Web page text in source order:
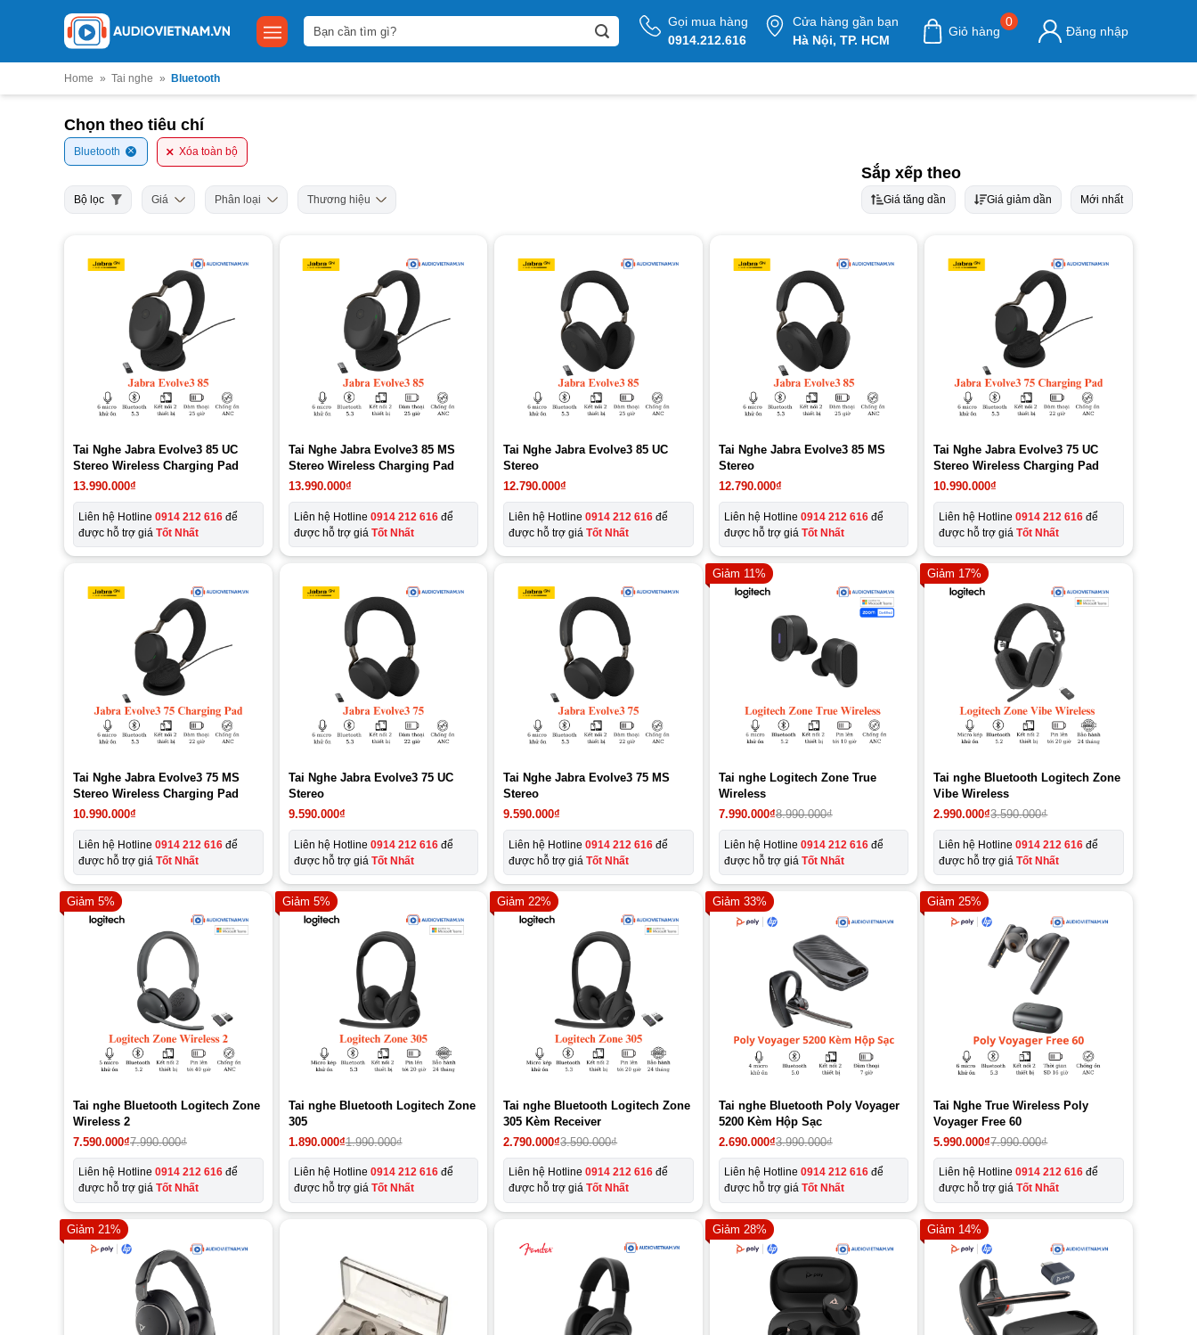
Tìm
kiếm:
Gọi mua hàng
0914.212.616
Cửa hàng gần bạn
Hà Nội, TP. HCM
Giỏ hàng
0
Đăng nhập
Home » Tai nghe » Bluetooth
Chọn theo tiêu chí
Bluetooth Xóa toàn bộ
Bộ lọc Giá Phân loại Thương hiệu
Sắp xếp theo
Giá tăng dần Giá giảm dần Mới nhất
Tai Nghe Jabra Evolve3 85 UC
Stereo Wireless Charging Pad
13.990.000₫
Liên hệ Hotline 0914 212 616 để
được hỗ trợ giá Tốt Nhất
Tai Nghe Jabra Evolve3 85 MS
Stereo Wireless Charging Pad
13.990.000₫
Liên hệ Hotline 0914 212 616để
được hỗ trợ giá Tốt Nhất
Tai Nghe Jabra Evolve3 85 UC
Stereo
12.790.000₫
Liên hệ Hotline0914 212 616 để
được hỗ trợ giáTốt Nhất
Tai Nghe Jabra Evolve3 85 MS
Stereo
12.790.000₫
Liên hệ Hotline 0914 212 616để
được hỗ trợ giá Tốt Nhất
Tai Nghe Jabra Evolve3 75 UC
Stereo Wireless Charging Pad
10.990.000₫
Liên hệ Hotline0914 212 616 để
được hỗ trợ giáTốt Nhất
Tai Nghe Jabra Evolve3 75 MS
Stereo Wireless Charging Pad
10.990.000₫
Liên hệ Hotline 0914 212 616 để
được hỗ trợ giá Tốt Nhất
Tai Nghe Jabra Evolve3 75 UC
Stereo
9.590.000₫
Liên hệ Hotline 0914 212 616để
được hỗ trợ giá Tốt Nhất
Tai Nghe Jabra Evolve3 75 MS
Stereo
9.590.000₫
Liên hệ Hotline0914 212 616 để
được hỗ trợ giáTốt Nhất
Giảm 11%
Tai nghe Logitech Zone True
Wireless
8.990.000₫
Giá
gốc
là:
8.990.000₫.
7.990.000₫
Giá
hiện
tại
là:
7.990.000₫.
Liên hệ Hotline 0914 212 616để
được hỗ trợ giá Tốt Nhất
Giảm 17%
Tai nghe Bluetooth Logitech Zone
Vibe Wireless
2.990.000₫3.590.000₫
Liên hệ Hotline0914 212 616 để
được hỗ trợ giáTốt Nhất
Giảm 5%
Tai nghe Bluetooth Logitech Zone
Wireless 2
7.590.000₫7.990.000₫
Liên hệ Hotline 0914 212 616 để
được hỗ trợ giá Tốt Nhất
Giảm 5%
Tai nghe Bluetooth Logitech Zone
305
1.990.000₫
Giá
gốc
là:
1.990.000₫.
1.890.000₫
Giá
hiện
tại
là:
1.890.000₫.
Liên hệ Hotline 0914 212 616để
được hỗ trợ giá Tốt Nhất
Giảm 22%
Tai nghe Bluetooth Logitech Zone
305 Kèm Receiver
2.790.000₫3.590.000₫
Liên hệ Hotline0914 212 616 để
được hỗ trợ giáTốt Nhất
Giảm 33%
Tai nghe Bluetooth Poly Voyager
5200 Kèm Hộp Sạc
3.990.000₫
Giá
gốc
là:
3.990.000₫.
2.690.000₫
Giá
hiện
tại
là:
2.690.000₫.
Liên hệ Hotline 0914 212 616để
được hỗ trợ giá Tốt Nhất
Giảm 25%
Tai Nghe True Wireless Poly
Voyager Free 60
7.990.000₫
Giá
gốc
là:
7.990.000₫.
5.990.000₫
Giá
hiện
tại
là:
5.990.000₫.
Liên hệ Hotline0914 212 616 để
được hỗ trợ giáTốt Nhất
Giảm 21% Giảm 28% Giảm 14%